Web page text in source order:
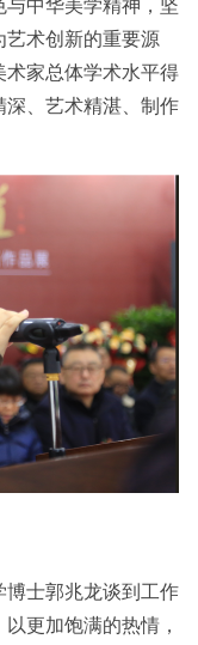
艺术创新的重要源
家总体学术水平得
、艺术精湛、制作
士郭兆龙谈到工作
更加饱满的热情，